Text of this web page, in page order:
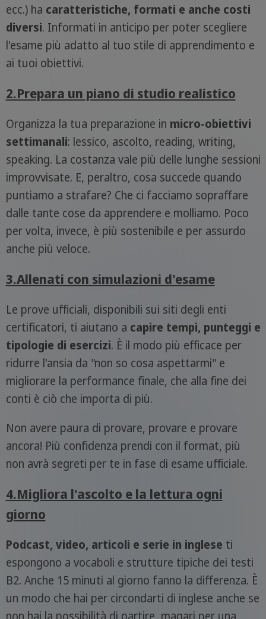
ecc.) ha caratteristiche, formati e anche costi
diversi. Informati in anticipo per poter scegliere
l'esame più adatto al tuo stile di apprendimento e
ai tuoi obiettivi.
2.Prepara un piano di studio realistico
Organizza la tua preparazione in micro-obiettivi
settimanali: lessico, ascolto, reading, writing,
speaking. La costanza vale più delle lunghe sessioni
improvvisate. E, peraltro, cosa succede quando
puntiamo a strafare? Che ci facciamo sopraffare
dalle tante cose da apprendere e molliamo. Poco
per volta, invece, è più sostenibile e per assurdo
anche più veloce.
3.Allenati con simulazioni d'esame
Le prove ufficiali, disponibili sui siti degli enti
certificatori, ti aiutano a capire tempi, punteggi e
tipologie di esercizi. È il modo più efficace per
ridurre l'ansia da "non so cosa aspettarmi" e
migliorare la performance finale, che alla fine dei
conti è ciò che importa di più.
Non avere paura di provare, provare e provare
ancora! Più confidenza prendi con il format, più
non avrà segreti per te in fase di esame ufficiale.
4.Migliora l'ascolto e la lettura ogni
giorno
Podcast, video, articoli e serie in inglese ti
espongono a vocaboli e strutture tipiche dei testi
B2. Anche 15 minuti al giorno fanno la differenza. È
un modo che hai per circondarti di inglese anche se
non hai la possibilità di partire, magari per una